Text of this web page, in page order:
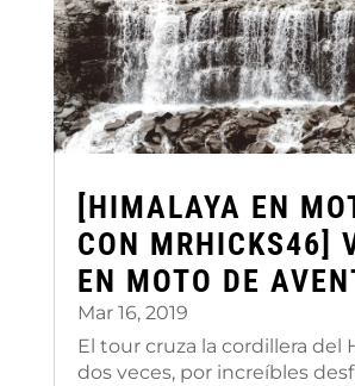
[HIMALAYA EN
CON MRHICKS46]
EN MOTO DE
Mar 16, 2019
El tour cruza la cordillera del
dos veces, por increíbles